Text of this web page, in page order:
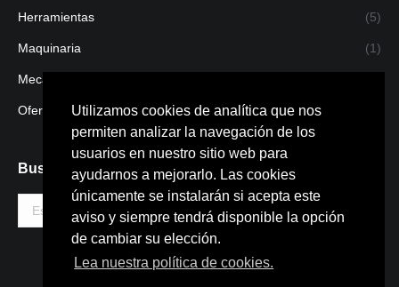
Utilizamos cookies de analítica que nos
permiten analizar la navegación de los
usuarios en nuestro sitio web para
ayudarnos a mejorarlo. Las cookies
únicamente se instalarán si acepta este
aviso y siempre tendrá disponible la opción
de cambiar su elección.
Lea nuestra política de cookies.
Herramientas (5)
Maquinaria (1)
Mecanizado
Ofertas
Buscar
Buscar: